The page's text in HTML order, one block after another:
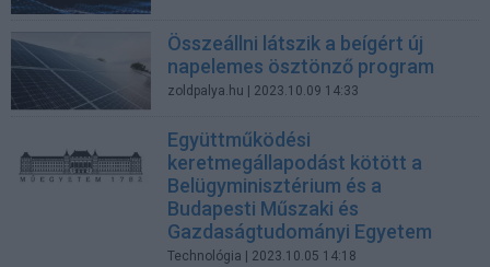
Összeállni látszik a beígért új
napelemes ösztönző program
zoldpalya.hu | 2023.10.09 14:33
Együttműködési
keretmegállapodást kötött a
Belügyminisztérium és a
Budapesti Műszaki és
Gazdaságtudományi Egyetem
Technológia | 2023.10.05 14:18